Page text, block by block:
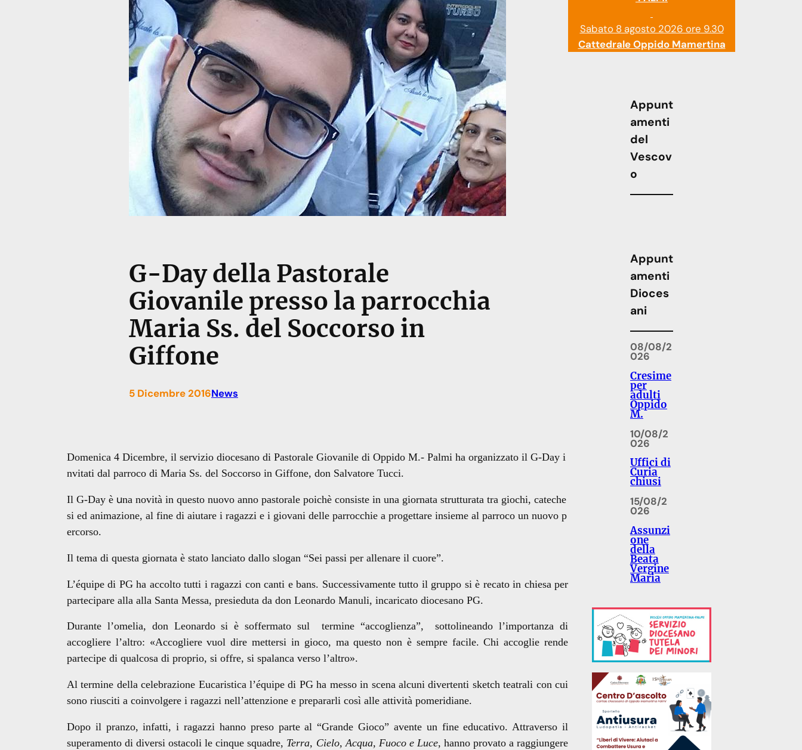
G-Day della Pastorale
Giovanile presso la parrocchia
Maria Ss. del Soccorso in
Giffone
5 Dicembre 2016News
Domenica 4 Dicembre, il servizio diocesano di Pastorale Giovanile di Oppido M.- Palmi ha organizzato il G-Day i
nvitati dal parroco di Maria Ss. del Soccorso in Giffone, don Salvatore Tucci.
Il G-Day è una novità in questo nuovo anno pastorale poichè consiste in una giornata strutturata tra giochi, cateche
si ed animazione, al fine di aiutare i ragazzi e i giovani delle parrocchie a progettare insieme al parroco un nuovo p
ercorso.
Il tema di questa giornata è stato lanciato dallo slogan “Sei passi per allenare il cuore”.
L’équipe di PG ha accolto tutti i ragazzi con canti e bans. Successivamente tutto il gruppo si è recato in chiesa per
partecipare alla alla Santa Messa, presieduta da don Leonardo Manuli, incaricato diocesano PG.
Durante l’omelia, don Leonardo si è soffermato sul termine “accoglienza”, sottolineando l’importanza di
accogliere l’altro: «Accogliere vuol dire mettersi in gioco, ma questo non è sempre facile. Chi accoglie rende
partecipe di qualcosa di proprio, si offre, si spalanca verso l’altro».
Al termine della celebrazione Eucaristica l’équipe di PG ha messo in scena alcuni divertenti sketch teatrali con cui
sono riusciti a coinvolgere i ragazzi nell’attenzione e prepararli così alle attività pomeridiane.
Dopo il pranzo, infatti, i ragazzi hanno preso parte al “Grande Gioco” avente un fine educativo. Attraverso il
superamento di diversi ostacoli le cinque squadre, Terra, Cielo, Acqua, Fuoco e Luce, hanno provato a raggiungere
Sabato 8 agosto 2026 ore 9.30
Cattedrale Oppido Mamertina
Appunt
amenti
del
Vescov
o
Appunt
amenti
Dioces
ani
08/08/2
026
Cresime
per
adulti
Oppido
M.
10/08/2
026
Uffici di
Curia
chiusi
15/08/2
026
Assunzi
one
della
Beata
Vergine
Maria